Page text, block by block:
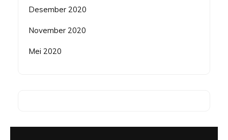
Desember 2020
November 2020
Mei 2020